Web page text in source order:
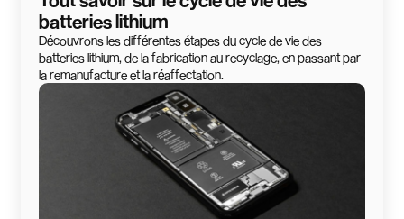
batteries lithium
Découvrons les différentes étapes du cycle de vie des
batteries lithium, de la fabrication au recyclage, en passant par
la remanufacture et la réaffectation.